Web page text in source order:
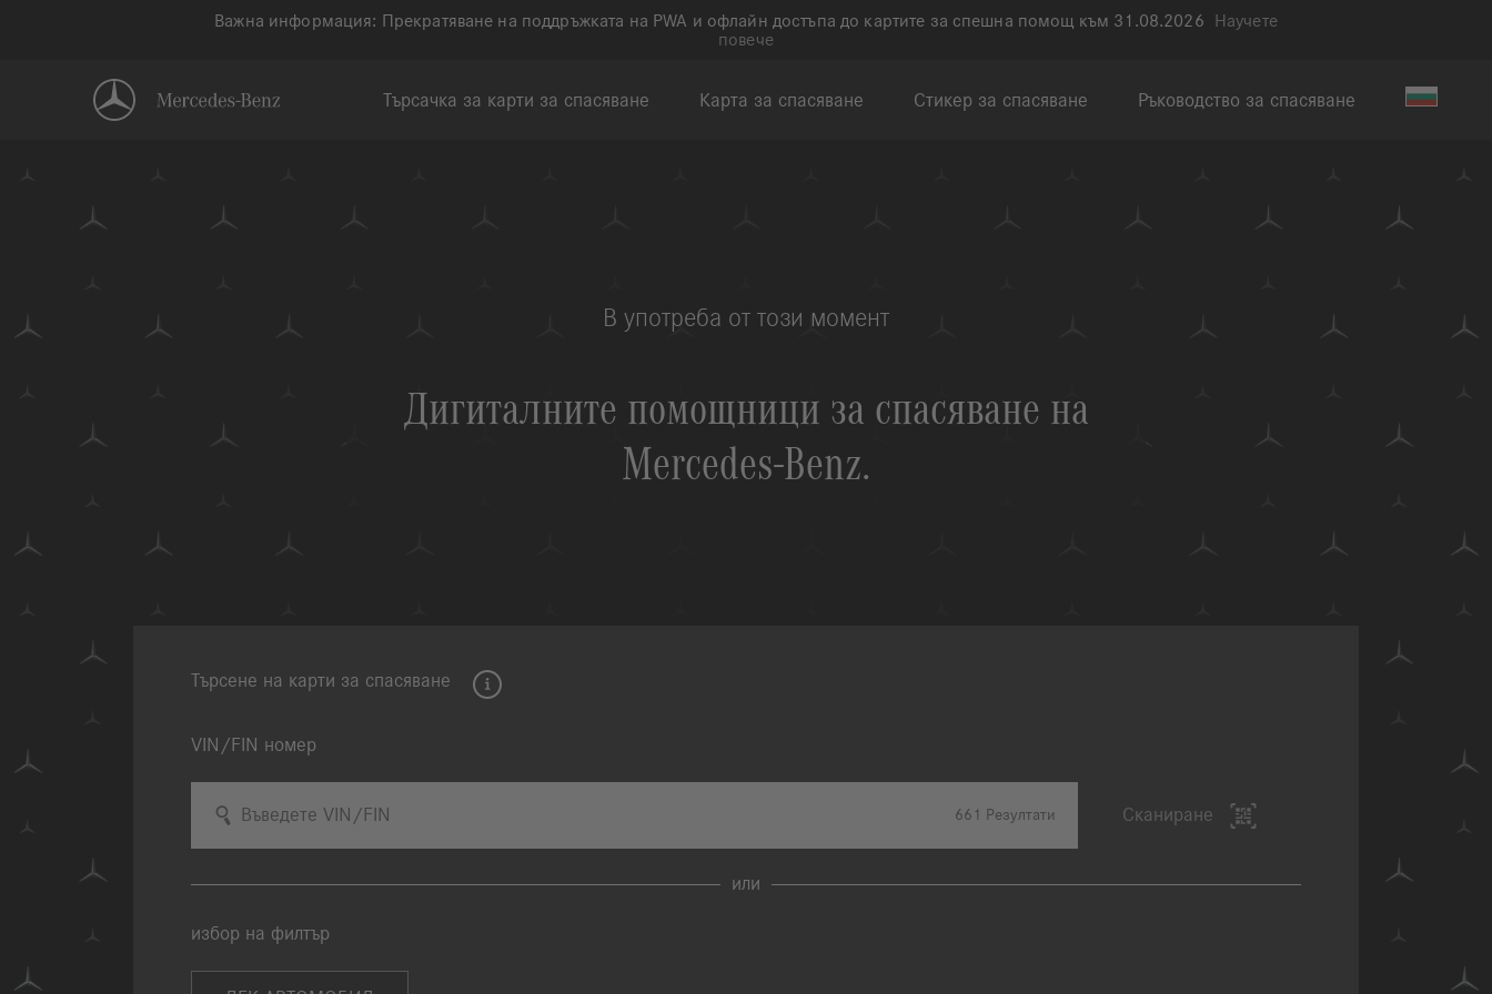
Важна информация: Прекратяване на поддръжката на PWA и офлайн достъпа до картите за спешна помощ към 31.08.2026
Научете
повече
Търсачка за карти за спасяване Карта за спасяване Стикер за спасяване Ръководство за спасяване
Дигиталните помощници за спасяване на
Mercedes-Benz.
В употреба от този момент
Търсене на карти за спасяване
VIN/FIN номер
Въведете VIN/FIN 661 Резултати Сканиране
или
избор на филтър
Избиране на вид автомобил